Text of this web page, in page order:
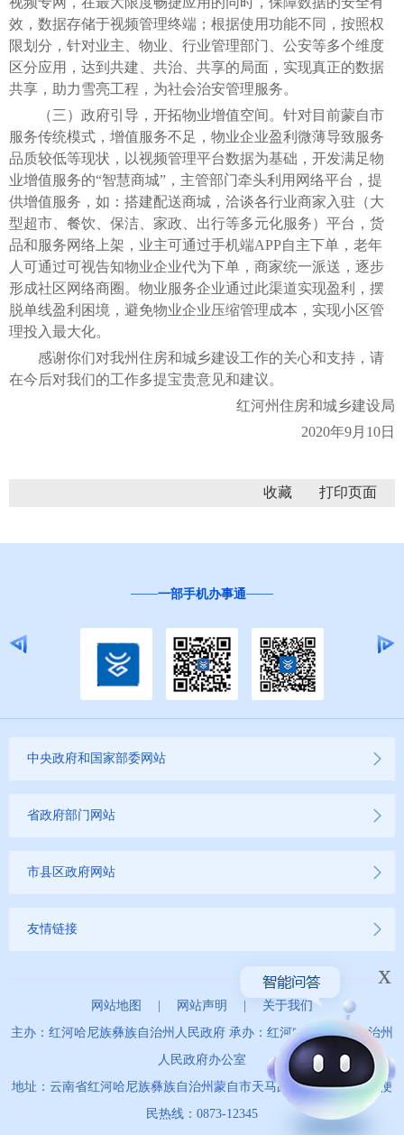
效，数据存储于视频管理终端；根据使用功能不同，按照权
限划分，针对业主、物业、行业管理部门、公安等多个维度
区分应用，达到共建、共治、共享的局面，实现真正的数据
共享，助力雪亮工程，为社会治安管理服务。
（三）政府引导，开拓物业增值空间。针对目前蒙自市
服务传统模式，增值服务不足，物业企业盈利微薄导致服务
品质较低等现状，以视频管理平台数据为基础，开发满足物
业增值服务的“智慧商城”，主管部门牵头利用网络平台，提
供增值服务，如：搭建配送商城，洽谈各行业商家入驻（大
型超市、餐饮、保洁、家政、出行等多元化服务）平台，货
品和服务网络上架，业主可通过手机端APP自主下单，老年
人可通过可视告知物业企业代为下单，商家统一派送，逐步
形成社区网络商圈。物业服务企业通过此渠道实现盈利，摆
脱单线盈利困境，避免物业企业压缩管理成本，实现小区管
理投入最大化。
感谢你们对我州住房和城乡建设工作的关心和支持，请
在今后对我们的工作多提宝贵意见和建议。
红河州住房和城乡建设局
2020年9月10日
收藏
“互联网+督查”
中央政府和国家部委网站
省政府部门网站
市县区政府网站
友情链接
网站地图 网站声明
关于我们
主办：红河哈尼族彝族自治州人民政府 承办：红河哈尼族彝族自治州
人民政府办公室
地址：云南省红河哈尼族彝族自治州蒙自市天马路67号 政务服务便
民热线：0873-12345
x